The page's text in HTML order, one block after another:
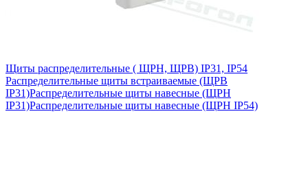
Щиты распределительные ( ЩРН, ЩРВ) IP31, IP54
Распределительные щиты встраиваемые (ЩРВ
IP31)Распределительные щиты навесные (ЩРН
IP31)Распределительные щиты навесные (ЩРН IP54)